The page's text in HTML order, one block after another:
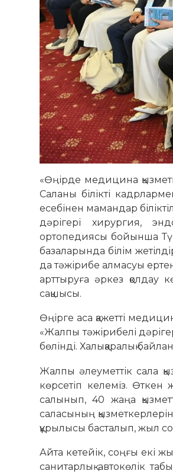
«Өңірде медицина
Саланы білікті
есебінен мамандар
дәрігері хирургия,
ортопедиясы бойынша
базаларында білім
да тәжірибе алмасуы
арттыруға әркез қолдау
сақшысы.
Өңірге аса қажетті
«Жалпы тәжірибелі
бөлінді. Халықаралық
Жалпы әлеуметтік сала
көрсетіп келеміз.
салынып, 40 жаңа
саласының
құрылысы басталып, жыл
Айта кетейік, соңғы екі
санитарлық автокөлік